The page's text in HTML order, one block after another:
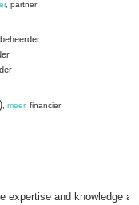
, partner
beheerder
meer, financier
expertise and knowledge